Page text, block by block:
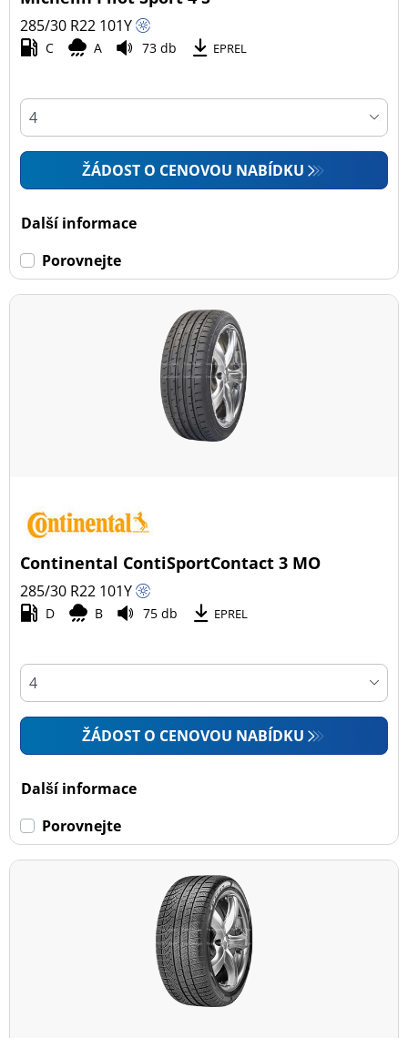
Osobní vůz (18)
4x4 (0)
Zemědělská technika (0)
Dojezdové
Dojezdové (0)
Ne dojezdové (18)
285/30 R22 101Y
C A 73 db EPREL
ŽÁDOST O CENOVOU NABÍDKU
Další informace
Porovnejte
Continental ContiSportContact 3 MO
285/30 R22 101Y
D B 75 db EPREL
ŽÁDOST O CENOVOU NABÍDKU
Další informace
Porovnejte